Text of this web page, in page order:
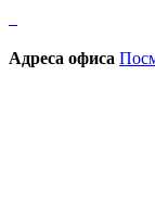
Адреса офиса